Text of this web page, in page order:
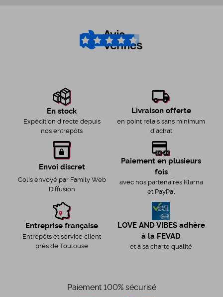
4.6/5
En stock
Expédition directe depuis
nos entrepôts
Livraison offerte
en point relais sans minimum
d'achat
Envoi discret
Colis envoyé par Family Web
Diffusion
Paiement en plusieurs
fois
avec nos partenaires Klarna
et PayPal
Entreprise française
Entrepôts et service client
près de Toulouse
LOVE AND VIBES adhère
à la FEVAD
et à sa charte qualité
Paiement 100% sécurisé